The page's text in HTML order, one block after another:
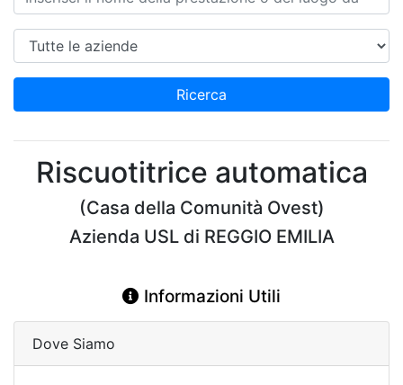
Azienda
Ricerca
Riscuotitrice automatica
(Casa della Comunità Ovest)
Azienda USL di REGGIO EMILIA
Informazioni Utili
Dove Siamo